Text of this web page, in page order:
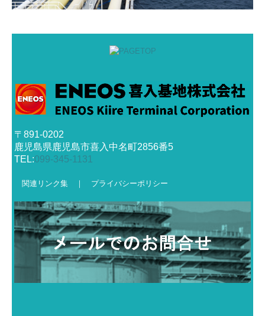
〒891-0202
鹿児島県鹿児島市喜入中名町2856番5
TEL:099-345-1131
関連 リンク集 ｜ プライバシーポリ シー